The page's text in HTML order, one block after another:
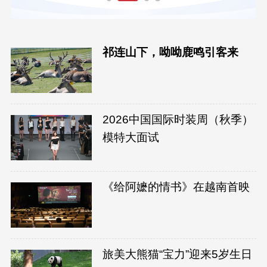
祁连山下，呦呦鹿鸣引客来
2026中国国际时装周（秋季）
模特大面试
《给阿嬷的情书》在越南首映
旅美大熊猫“宝力”迎来5岁生日